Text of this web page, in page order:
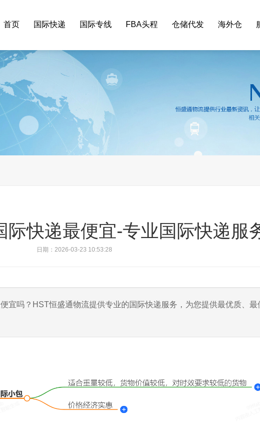
首页 国际快递 国际专线 FBA头程 仓储代发 海外仓
际快递最便宜-专业国际快递服
日期：2026-03-23 10:53:28
宜吗？HST恒盛通物流提供专业的国际快递服务，为您提供最优质、最